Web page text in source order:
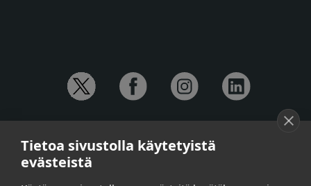
Anna-Mari Jaanu, kehittämispäällikkö,
puh. +358 50 572 4620
Henna Honkalo,
viestintäpäällikkö,
Tietoa sivustolla käytetyistä
evästeistä